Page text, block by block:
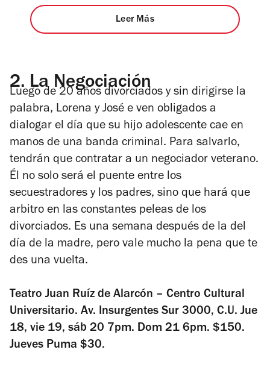
Leer Más
2. La Negociación
Luego de 20 años divorciados y sin dirigirse la
palabra, Lorena y José e ven obligados a
dialogar el día que su hijo adolescente cae en
manos de una banda criminal. Para salvarlo,
tendrán que contratar a un negociador veterano.
Él no solo será el puente entre los
secuestradores y los padres, sino que hará que
arbitro en las constantes peleas de los
divorciados. Es una semana después de la del
día de la madre, pero vale mucho la pena que te
des una vuelta.
Teatro Juan Ruíz de Alarcón – Centro Cultural
Universitario. Av. Insurgentes Sur 3000, C.U. Jue
18, vie 19, sáb 20 7pm. Dom 21 6pm. $150.
Jueves Puma $30.